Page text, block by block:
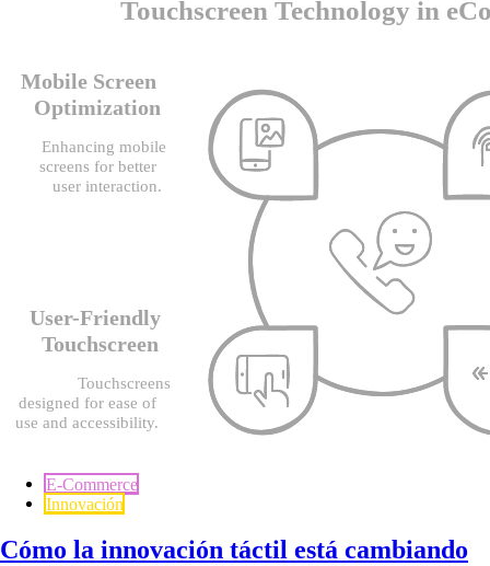
E-Commerce
Innovación
Cómo la innovación táctil está cambiando